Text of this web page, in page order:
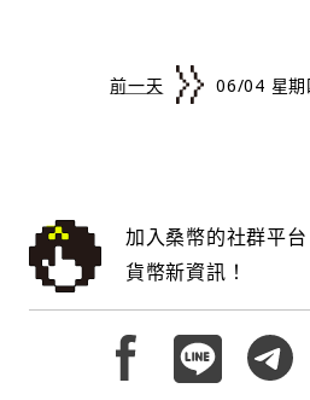
管 API，導致資料在使用過
結構重組：混合調度成主流 除了 DeepSeek，市場上
多家開源推理平台也同步受
略」：日常任務使用低成本
OpenAI 或 Anthropic 的高
BTC 大跌之際依然穩守 100 美元面額
與「日結」的流動性爭奪戰
的派息頻率由每月一次加倍
提案正交由兩類股東進行關
揭曉。 潛在拋壓至多每個月 2 億美元 隨著 STRC 跌破
面值，市場上關於「微策略
付股息」的違約陰謀論開始
長期加密貨幣批評者 Peter
Arthur Hayes 在推文中預告
《Reality Test》的文章詳細
普（Trump）為了幫共和黨
AI」的政治立場。 • 市場高點將至：認為市場的最高
點將會出現在現在至 9 月之間。 • 獲利了結
目前是獲利了結（Take
退場以確保能安心享受生活
前一天 06/04 星期
加入桑幣的社群平
貨幣新資訊！